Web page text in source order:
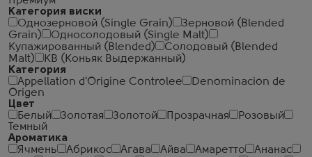
Категория виски
Однозерновой (Single Grain)
Зерновой (Blended
Grain)
Односолодовый (Single Malt)
Купажированный (Blended)
Солодовый (Blended
Malt)
КВ (Коньяк Выдержанный)
Категория
Appellation d'Origine Controlee
Denominacion de
Origen
Цвет
Белый
Золотая Золотой Прозрачная
Розовый
Темный
Ароматика
Ячмень
Абрикос Агава Айва Амаретто
Ананас